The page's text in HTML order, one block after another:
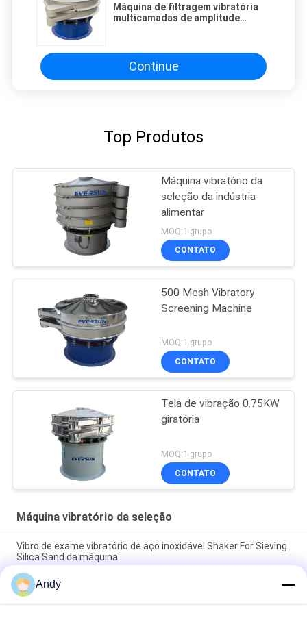
Máquina de filtragem vibratória
multicamadas de amplitude
fina
Continue
Top Produtos
Máquina vibratório da
seleção da indústria
alimentar
MOQ:1 grupo
CONTATO
500 Mesh Vibratory
Screening Machine
MOQ:1 grupo
CONTATO
Tela de vibração 0.75KW
giratória
MOQ:1 grupo
CONTATO
Máquina vibratório da seleção
Vibro de exame vibratório de aço inoxidável Shaker For Sieving
Silica Sand da máquina
Máquina de triagem vibratória que utiliza movimento de
material com padrão espiral na superfície da tela para
separação de materiais finos e grossos
Andy